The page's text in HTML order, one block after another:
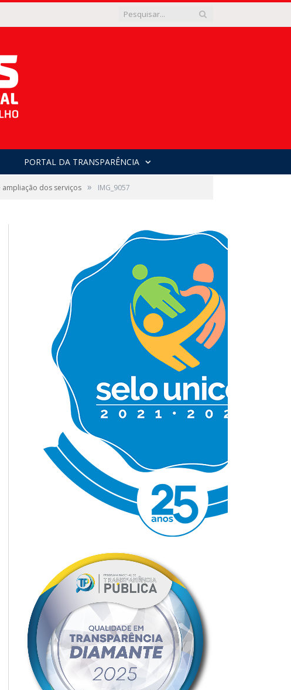
PORTAL DA TRANSPARÊNCIA
ampliação dos serviços » IMG_9057